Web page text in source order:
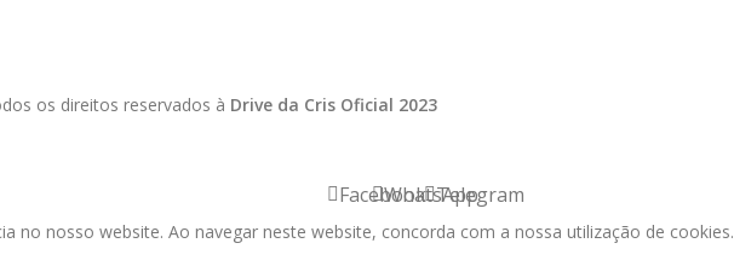
os direitos reservados à Drive da Cris Oficial 2023
FacebookWhatsAppTelegram
no nosso website. Ao navegar neste website, concorda com a nossa utilização de cookies.